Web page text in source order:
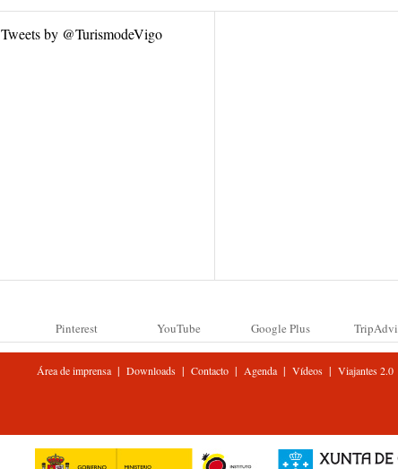
Tweets by @TurismodeVigo
Pinterest YouTube Google Plus
Área de imprensa| Downloads| Contacto| Agenda| Vídeos| Viajantes 2.0